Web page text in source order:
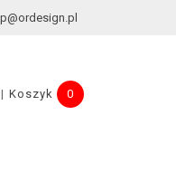
Koszyk 0